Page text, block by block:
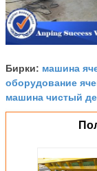
Бирки: машина
оборудование
машина чистый